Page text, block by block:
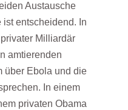
Austausche
entscheidend. In
Milliardär
amtierenden
über Ebola und die
In einem
privaten Obama